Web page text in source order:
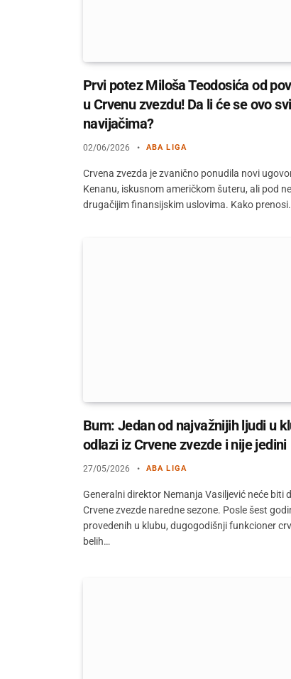
Prvi potez Miloša Teodosića od
u Crvenu zvezdu! Da li će se ovo
navijačima?
02/06/2026 ABA LIGA
Crvena zvezda je zvanično ponudila novi
Kenanu, iskusnom američkom šuteru, ali pod
drugačijim finansijskim uslovima. Kako
Bum: Jedan od najvažnijih ljudi u
odlazi iz Crvene zvezde i nije jedini
27/05/2026 ABA LIGA
Generalni direktor Nemanja Vasiljević neće biti
Crvene zvezde naredne sezone. Posle šest
provedenih u klubu, dugogodišnji funkcioner
belih…